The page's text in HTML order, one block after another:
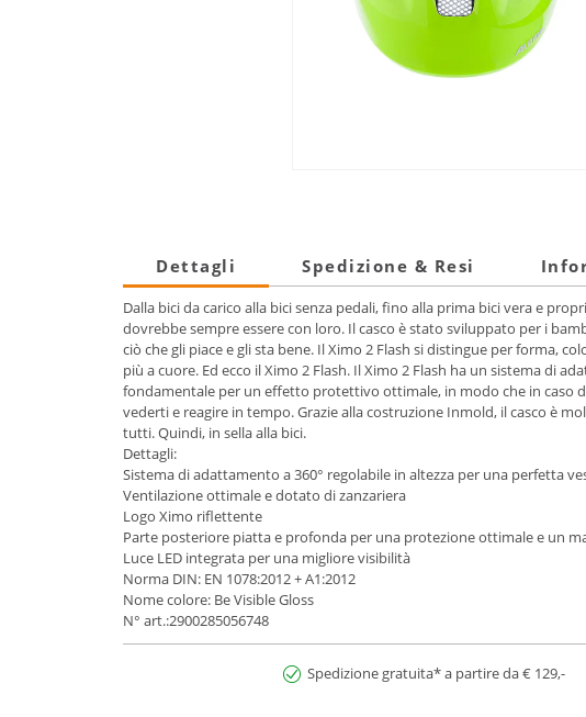
Dettagli Spedizione & Resi
Dalla bici da carico alla bici senza pedali, fino alla prima bici vera e
dovrebbe sempre essere con loro. Il casco è stato sviluppato per i
ciò che gli piace e gli sta bene. Il Ximo 2 Flash si distingue per forma,
più a cuore. Ed ecco il Ximo 2 Flash. Il Ximo 2 Flash ha un sistema di
fondamentale per un effetto protettivo ottimale, in modo che in caso
vederti e reagire in tempo. Grazie alla costruzione Inmold, il casco è
tutti. Quindi, in sella alla bici.
Dettagli:
Sistema di adattamento a 360° regolabile in altezza per una perfetta
Ventilazione ottimale e dotato di zanzariera
Logo Ximo riflettente
Parte posteriore piatta e profonda per una protezione ottimale e un
Luce LED integrata per una migliore visibilità
Norma DIN: EN 1078:2012 + A1:2012
Nome colore: Be Visible Gloss
N° art.:2900285056748
Spedizione gratuita* a partire da € 129,-